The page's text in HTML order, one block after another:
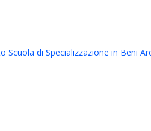
di Specializzazione in Beni